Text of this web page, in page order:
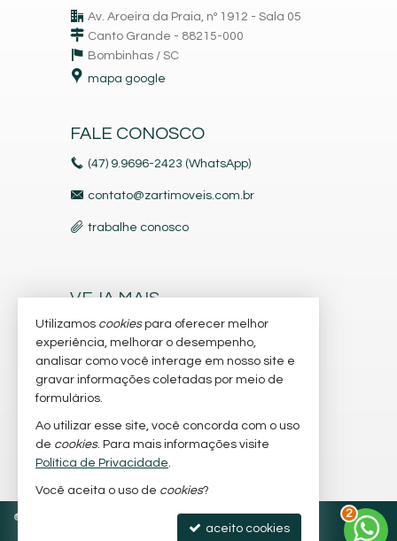
Av. Aroeira da Praia, nº 1912 - Sala 05
Canto Grande - 88215-000
Bombinhas / SC
mapa google
FALE CONOSCO
(47) 9.9696-2423 (WhatsApp)
contato@zartimoveis.com.br
trabalhe conosco
VEJA MAIS
receba nosso newsletter
indicadores financeiros
imóveis favoritos
mapa de imóveis
© Política de Privacidade
Utilizamos cookiespara oferecer melhor
experiência, melhorar o desempenho,
analisar como você interage em nosso site e
gravar informações coletadas por meio de
formulários.
Ao utilizar esse site, você concorda com o uso
de cookies. Para mais informações visite
Política de Privacidade.
Você aceita o uso de cookies?
aceito cookies